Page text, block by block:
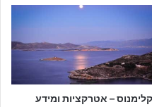
קלימנוס – אטרקציות ומידע